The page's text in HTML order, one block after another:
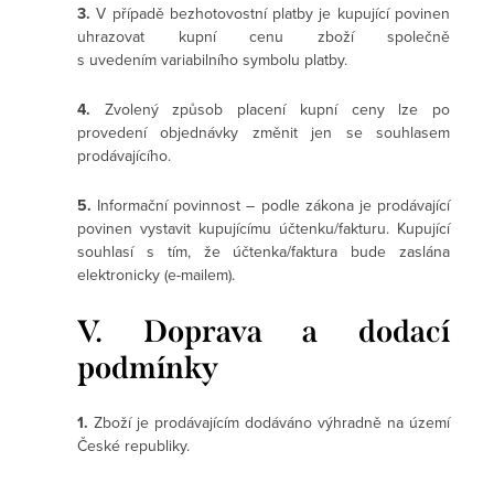
3. V případě bezhotovostní platby je kupující povinen
uhrazovat kupní cenu zboží společně
s uvedením variabilního symbolu platby.
4. Zvolený způsob placení kupní ceny lze po
provedení objednávky změnit jen se souhlasem
prodávajícího.
5. Informační povinnost – podle zákona je prodávající
povinen vystavit kupujícímu účtenku/fakturu. Kupující
souhlasí s tím, že účtenka/faktura bude zaslána
elektronicky (e-mailem).
V. Doprava a dodací
podmínky
1. Zboží je prodávajícím dodáváno výhradně na území
České republiky.